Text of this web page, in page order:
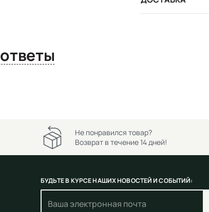
Вопросы и ответы
Не понравился товар?
Возврат в течение 14 дней!
БУДЬТЕ В КУРСЕ НАШИХ НОВОСТЕЙ И СОБЫТИЙ: